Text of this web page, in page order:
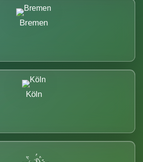
Bremen
Köln